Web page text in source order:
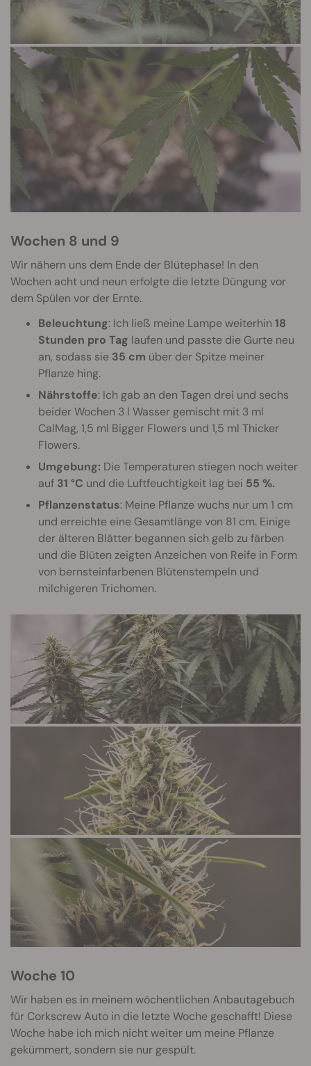
Wochen 8 und 9
Wir nähern uns dem Ende der Blütephase! In den
Wochen acht und neun erfolgte die letzte Düngung vor
dem Spülen vor der Ernte.
Beleuchtung: Ich ließ meine Lampe weiterhin 18
Stunden pro Tag laufen und passte die Gurte neu
an, sodass sie 35 cm über der Spitze meiner
Pflanze hing.
Nährstoffe: Ich gab an den Tagen drei und sechs
beider Wochen 3 l Wasser gemischt mit 3 ml
CalMag, 1,5 ml Bigger Flowers und 1,5 ml Thicker
Flowers.
Umgebung: Die Temperaturen stiegen noch weiter
auf 31 °C und die Luftfeuchtigkeit lag bei 55 %.
Pflanzenstatus: Meine Pflanze wuchs nur um 1 cm
und erreichte eine Gesamtlänge von 81 cm. Einige
der älteren Blätter begannen sich gelb zu färben
und die Blüten zeigten Anzeichen von Reife in Form
von bernsteinfarbenen Blütenstempeln und
milchigeren Trichomen.
Woche 10
Wir haben es in meinem wöchentlichen Anbautagebuch
für Corkscrew Auto in die letzte Woche geschafft! Diese
Woche habe ich mich nicht weiter um meine Pflanze
gekümmert, sondern sie nur gespült.